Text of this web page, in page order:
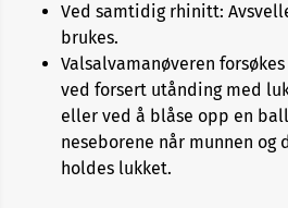
Ved samtidig rhinitt:
brukes.
Valsalvamanøveren
ved forsert utånding med
eller ved å blåse opp en
neseborene når munnen og
holdes lukket.